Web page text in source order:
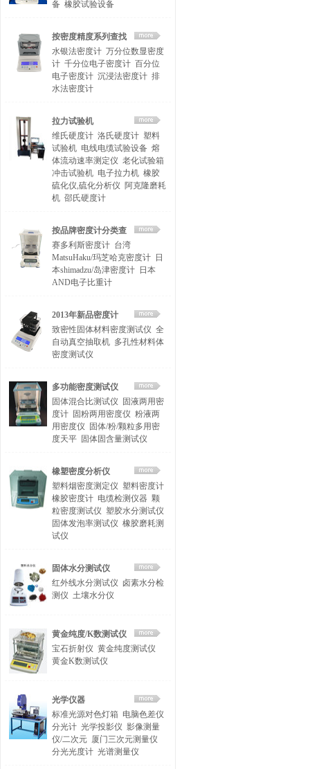
备 橡胶试验设备
按密度精度系列查找
水银法密度计 万分位数显密度
计 千分位电子密度计 百分位
电子密度计 沉浸法密度计 排
水法密度计
拉力试验机
维氏硬度计 洛氏硬度计 塑料
试验机 电线电缆试验设备 熔
体流动速率测定仪 老化试验箱
冲击试验机 电子拉力机 橡胶
硫化仪,硫化分析仪 阿克隆磨耗
机 邵氏硬度计
按品牌密度计分类查
找
赛多利斯密度计 台湾
MatsuHaku/玛芝哈克密度计 日
本shimadzu/岛津密度计 日本
AND电子比重计
2013年新品密度计
致密性固体材料密度测试仪 全
自动真空抽取机 多孔性材料体
密度测试仪
多功能密度测试仪
固体混合比测试仪
固液两用密
度计 固粉两用密度仪 粉液两
用密度仪
固体/粉/颗粒多用密
度天平 固体固含量测试仪
橡塑密度分析仪
塑料烟密度测定仪 塑料密度计
橡胶密度计 电缆检测仪器 颗
粒密度测试仪 塑胶水分测试仪
固体发泡率测试仪 橡胶磨耗测
试仪
固体水分测试仪
红外线水分测试仪 卤素水分检
测仪 土壤水分仪
黄金纯度/K数测试仪
宝石折射仪 黄金纯度测试仪
黄金K数测试仪
光学仪器
标准光源对色灯箱 电脑色差仪
分光计 光学投影仪 影像测量
仪/二次元 厦门三次元测量仪
分光光度计 光谱测量仪